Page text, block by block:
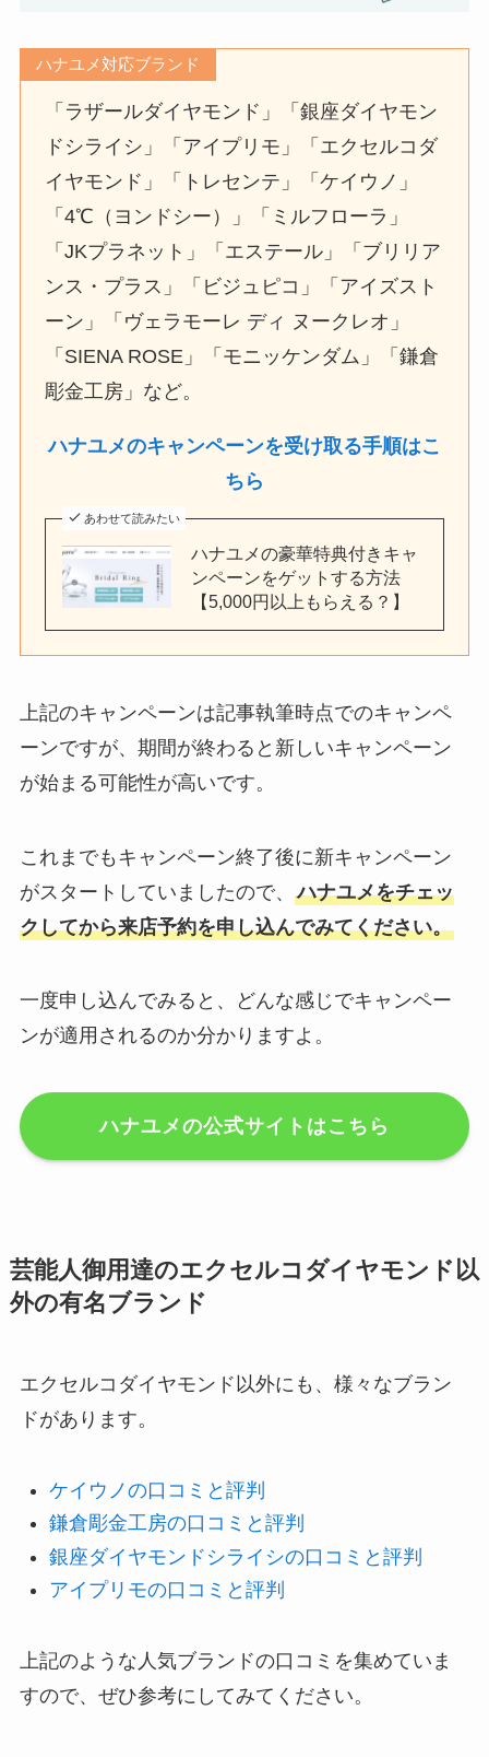
ハナユメ対応ブランド
「ラザールダイヤモンド」「銀座ダイヤモン
ドシライシ」「アイプリモ」「エクセルコダ
イヤモンド」「トレセンテ」「ケイウノ」
「4℃（ヨンドシー）」「ミルフローラ」
「JKプラネット」「エステール」「ブリリア
ンス・プラス」「ビジュピコ」「アイズスト
ーン」「ヴェラモーレ ディ ヌークレオ」
「SIENA ROSE」「モニッケンダム」「鎌倉
彫金工房」など。
ハナユメのキャンペーンを受け取る手順はこ
ちら
あわせて読みたい
ハナユメの豪華特典付きキャ
ンペーンをゲットする方法
【5,000円以上もらえる？】
上記のキャンペーンは記事執筆時点でのキャンペ
ーンですが、期間が終わると新しいキャンペーン
が始まる可能性が高いです。
これまでもキャンペーン終了後に新キャンペーン
がスタートしていましたので、 ハナユメをチェッ
クしてから来店予約を申し込んでみてください。
一度申し込んでみると、どんな感じでキャンペー
ンが適用されるのか分かりますよ。
ハナユメの公式サイトはこちら
芸能人御用達のエクセルコダイヤモンド以
外の有名ブランド
エクセルコダイヤモンド以外にも、様々なブラン
ドがあります。
ケイウノの口コミと評判
鎌倉彫金工房の口コミと評判
銀座ダイヤモンドシライシの口コミと評判
アイプリモの口コミと評判
上記のような人気ブランドの口コミを集めていま
すので、ぜひ参考にしてみてください。